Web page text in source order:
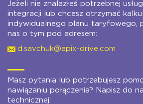
Jeżeli nie znalazłeś potrzebnej
integracji lub chcesz otrzymać
indywidualnego planu taryfowego,
nas o tym pod adresem:
d.savchuk@apix-drive.com
Masz pytania lub potrzebujesz
nawiązaniu połączenia? Napisz do
technicznej: